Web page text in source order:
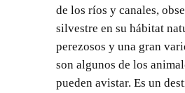
de los ríos y canales,
silvestre en su hábitat
perezosos y una gran
son algunos de los
pueden avistar. Es un